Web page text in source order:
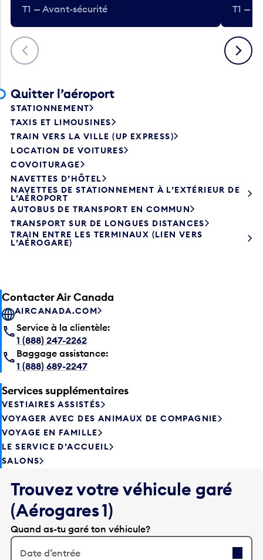
Précédent
T1 — Avant-sécurité
T1 —
Suivant
Quitter l’aéroport
STATIONNEMENT
TAXIS ET LIMOUSINES
TRAIN VERS LA VILLE (UP EXPRESS)
LOCATION DE VOITURES
COVOITURAGE
NAVETTES D’HÔTEL
NAVETTES DE STATIONNEMENT À L’EXTÉRIEUR DE
L’AÉROPORT
AUTOBUS DE TRANSPORT EN COMMUN
TRANSPORT SUR DE LONGUES DISTANCES
TRAIN ENTRE LES TERMINAUX (LIEN VERS
L’AÉROGARE)
Contacter Air Canada
AIRCANADA.COM
Service à la clientèle:
1 (888) 247-2262
Baggage assistance:
1 (888) 689-2247
Services supplémentaires
VESTIAIRES ASSISTÉS
VOYAGER AVEC DES ANIMAUX DE COMPAGNIE
VOYAGE EN FAMILLE
LE SERVICE D’ACCUEIL
SALONS
Trouvez votre véhicule garé
(Aérogares 1)
Quand as-tu garé ton véhicule?
Date d’entrée